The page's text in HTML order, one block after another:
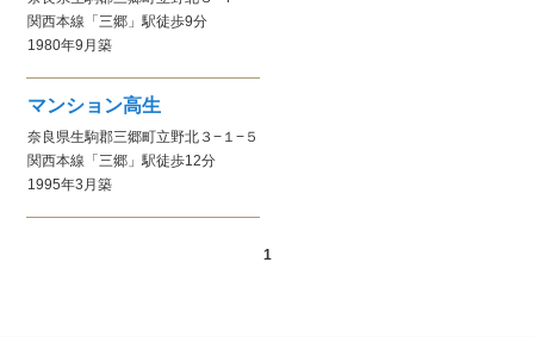
関西本線 「三郷」駅徒歩9分
1980年9月 築
マンション高生
奈良県生駒郡三郷町立野北３−１−５
関西本線 「三郷」駅徒歩12分
1995年3月 築
1